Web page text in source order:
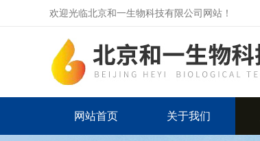
欢迎光临北京和一生物科技有限公司网站！
网站首页 关于我们